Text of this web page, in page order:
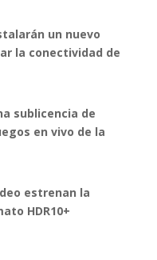
un nuevo
la conectividad de
sublicencia de
en vivo de la
estrenan la
HDR10+